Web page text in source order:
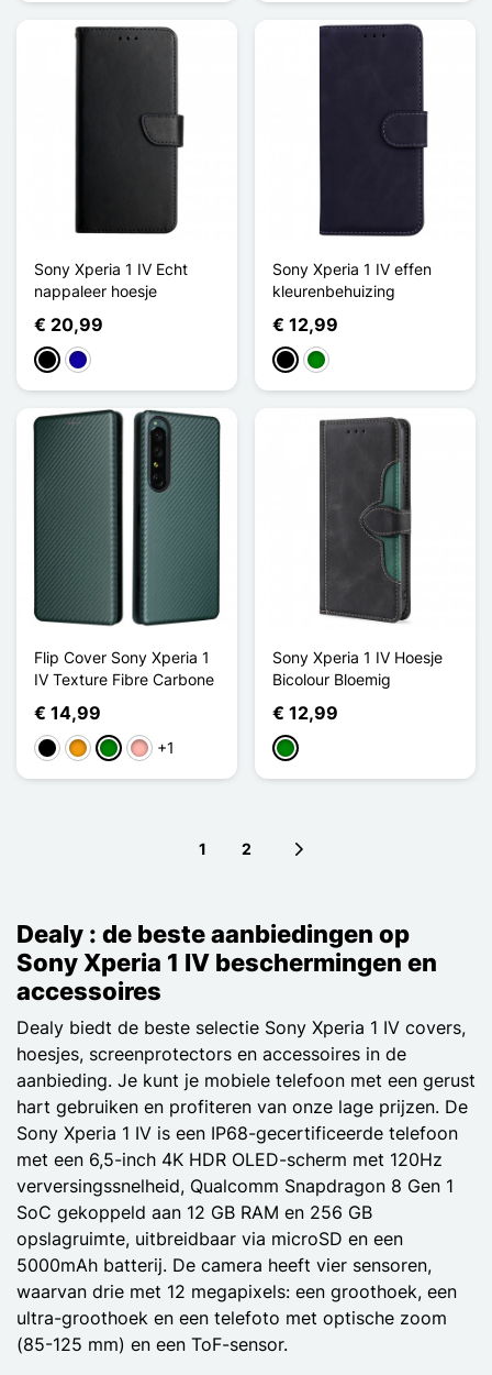
Sony Xperia 1 IV Echt
nappaleer hoesje
€ 20,99
ZwartDonkerblauw
Sony Xperia 1 IV effen
kleurenbehuizing
€ 12,99
ZwartGroen
Flip Cover Sony Xperia 1
IV Texture Fibre Carbone
€ 14,99
ZwartOranjeGroenRose Goud
+1
Sony Xperia 1 IV Hoesje
Bicolour Bloemig
€ 12,99
Groen
1 2
Dealy : de beste aanbiedingen op
Sony Xperia 1 IV beschermingen en
accessoires
Dealy biedt de beste selectie Sony Xperia 1 IV covers,
hoesjes, screenprotectors en accessoires in de
aanbieding. Je kunt je mobiele telefoon met een gerust
hart gebruiken en profiteren van onze lage prijzen. De
Sony Xperia 1 IV is een IP68-gecertificeerde telefoon
met een 6,5-inch 4K HDR OLED-scherm met 120Hz
verversingssnelheid, Qualcomm Snapdragon 8 Gen 1
SoC gekoppeld aan 12 GB RAM en 256 GB
opslagruimte, uitbreidbaar via microSD en een
5000mAh batterij. De camera heeft vier sensoren,
waarvan drie met 12 megapixels: een groothoek, een
ultra-groothoek en een telefoto met optische zoom
(85-125 mm) en een ToF-sensor.